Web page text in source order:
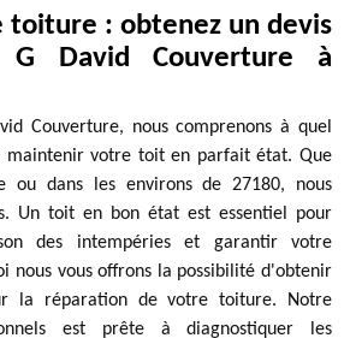
toiture : obtenez un devis
G David Couverture à
Couverture, nous comprenons à quel
maintenir votre toit en parfait état. Que
ou dans les environs de 27180, nous
Un toit en bon état est essentiel pour
des intempéries et garantir votre
nous vous offrons la possibilité d'obtenir
la réparation de votre toiture. Notre
est prête à diagnostiquer les